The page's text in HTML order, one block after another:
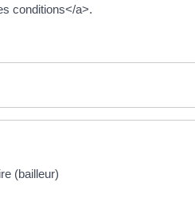
conditions</a>.
(bailleur)